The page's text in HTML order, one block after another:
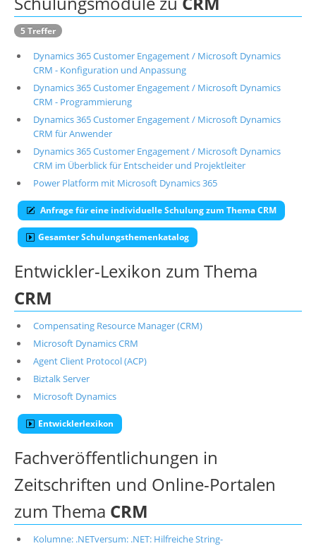
5 Treffer
Dynamics 365 Customer Engagement / Microsoft Dynamics
CRM - Konfiguration und Anpassung
Dynamics 365 Customer Engagement / Microsoft Dynamics
CRM - Programmierung
Dynamics 365 Customer Engagement / Microsoft Dynamics
CRM für Anwender
Dynamics 365 Customer Engagement / Microsoft Dynamics
CRM im Überblick für Entscheider und Projektleiter
Power Platform mit Microsoft Dynamics 365
Anfrage für eine individuelle Schulung zum Thema CRM
Gesamter Schulungsthemenkatalog
Entwickler-Lexikon zum Thema
CRM
Compensating Resource Manager (CRM)
Microsoft Dynamics CRM
Agent Client Protocol (ACP)
Biztalk Server
Microsoft Dynamics
Entwicklerlexikon
Fachveröffentlichungen in
Zeitschriften und Online-Portalen
zum Thema CRM
Kolumne: .NETversum: .NET: Hilfreiche String-